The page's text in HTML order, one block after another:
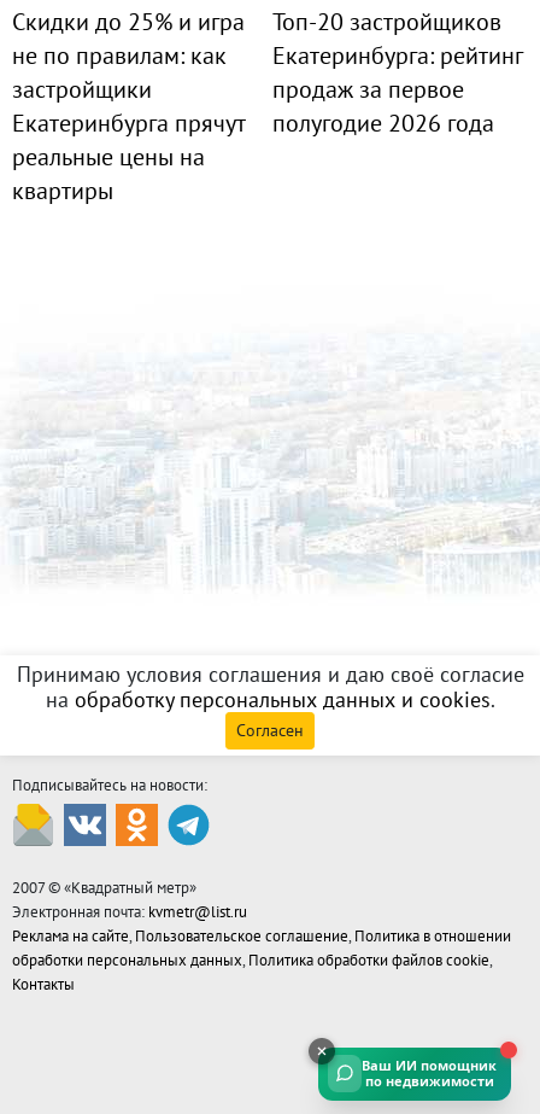
Скидки до 25% и игра
не по правилам: как
застройщики
Екатеринбурга прячут
реальные цены на
квартиры
Топ-20 застройщиков
Екатеринбурга: рейтинг
продаж за первое
полугодие 2026 года
Принимаю условия соглашения и даю своё согласие
на обработку персональных данных и cookies.
Согласен
Подписывайтесь на новости:
2007 © «Квадратный метр»
Электронная почта: kvmetr@list.ru
Реклама на сайте, Пользовательское соглашение, Политика в отношении
обработки персональных данных, Политика обработки файлов cookie,
Контакты
Ваш ИИ помощник
по недвижимости